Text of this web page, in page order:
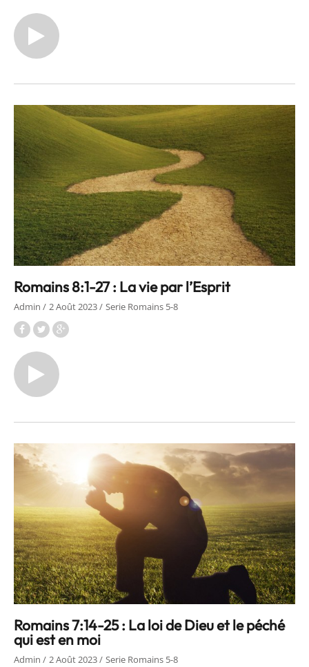
Romains 8:1-27 : La vie par l’Esprit
Admin 2 Août 2023 Serie Romains 5-8
Romains 7:14-25 : La loi de Dieu et le péché
qui est en moi
Admin 2 Août 2023 Serie Romains 5-8